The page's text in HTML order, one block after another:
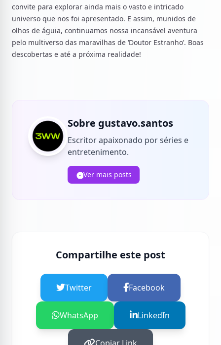
convite para explorar ainda mais o vasto e intricado
universo que nos foi apresentado. E assim, munidos de
olhos de águia, continuamos nossa incansável aventura
pelo multiverso das maravilhas de ‘Doutor Estranho’. Boas
descobertas e até a próxima realidade!
Sobre gustavo.santos
Escritor apaixonado por séries e
entretenimento.
Ver mais posts
Compartilhe este post
Twitter Facebook
WhatsApp LinkedIn